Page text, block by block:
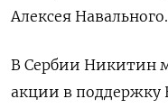
Алексея Навального.
В Сербии Никитин
акции в поддержку